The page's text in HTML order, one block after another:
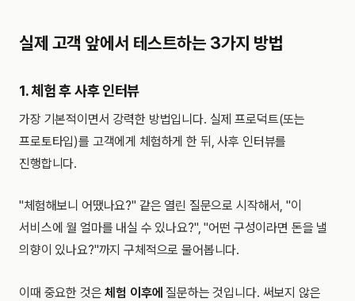
실제 고객 앞에서 테스트하는 3가지 방법
1. 체험 후 사후 인터뷰
가장 기본적이면서 강력한 방법입니다. 실제 프로덕트(또는
프로토타입)를 고객에게 체험하게 한 뒤, 사후 인터뷰를
진행합니다.
"체험해보니 어땠나요?" 같은 열린 질문으로 시작해서, "이
서비스에 월 얼마를 내실 수 있나요?", "어떤 구성이라면 돈을 낼
의향이 있나요?"까지 구체적으로 물어봅니다.
이때 중요한 것은체험 이후에 질문하는 것입니다. 써보지 않은